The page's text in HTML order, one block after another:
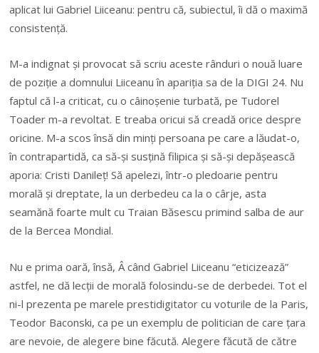
aplicat lui Gabriel Liiceanu: pentru că, subiectul, îi dă o maximă
consistență.
M-a indignat și provocat să scriu aceste rânduri o nouă luare
de poziție a domnului Liiceanu în apariția sa de la DIGI 24. Nu
faptul că l-a criticat, cu o câinoșenie turbată, pe Tudorel
Toader m-a revoltat. E treaba oricui să creadă orice despre
oricine. M-a scos însă din minți persoana pe care a lăudat-o,
în contrapartidă, ca să-și susțină filipica și să-și depășească
aporia: Cristi Danileț! Să apelezi, într-o pledoarie pentru
morală și dreptate, la un derbedeu ca la o cârje, asta
seamănă foarte mult cu Traian Băsescu primind salba de aur
de la Bercea Mondial.
Nu e prima oară, însă, Â când Gabriel Liiceanu “eticizează”
astfel, ne dă lecții de morală folosindu-se de derbedei. Tot el
ni-l prezenta pe marele prestidigitator cu voturile de la Paris,
Teodor Baconski, ca pe un exemplu de politician de care țara
are nevoie, de alegere bine făcută. Alegere făcută de către